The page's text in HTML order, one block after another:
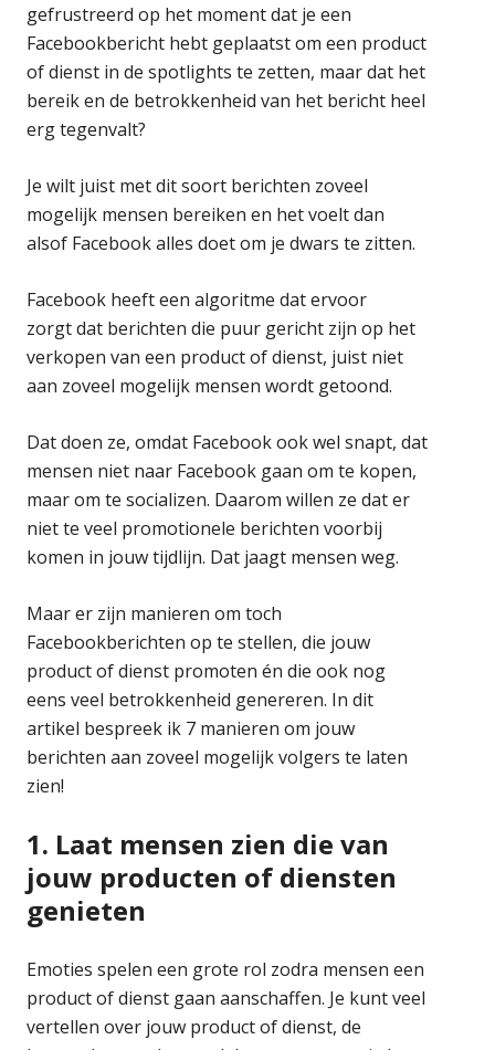
gefrustreerd op het moment dat je een
Facebookbericht hebt geplaatst om een product
of dienst in de spotlights te zetten, maar dat het
bereik en de betrokkenheid van het bericht heel
erg tegenvalt?
Je wilt juist met dit soort berichten zoveel
mogelijk mensen bereiken en het voelt dan
alsof Facebook alles doet om je dwars te zitten.
Facebook heeft een algoritme dat ervoor
zorgt dat berichten die puur gericht zijn op het
verkopen van een product of dienst, juist niet
aan zoveel mogelijk mensen wordt getoond.
Dat doen ze, omdat Facebook ook wel snapt, dat
mensen niet naar Facebook gaan om te kopen,
maar om te socializen. Daarom willen ze dat er
niet te veel promotionele berichten voorbij
komen in jouw tijdlijn. Dat jaagt mensen weg.
Maar er zijn manieren om toch
Facebookberichten op te stellen, die jouw
product of dienst promoten én die ook nog
eens veel betrokkenheid genereren. In dit
artikel bespreek ik 7 manieren om jouw
berichten aan zoveel mogelijk volgers te laten
zien!
1. Laat mensen zien die van
jouw producten of diensten
genieten
Emoties spelen een grote rol zodra mensen een
product of dienst gaan aanschaffen. Je kunt veel
vertellen over jouw product of dienst, de